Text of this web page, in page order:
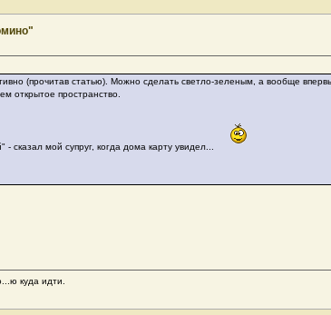
(прочитав статью). Можно сделать светло-зеленым, а вообще
открытое пространство.
мой супруг, когда дома карту увидел...
куда идти.